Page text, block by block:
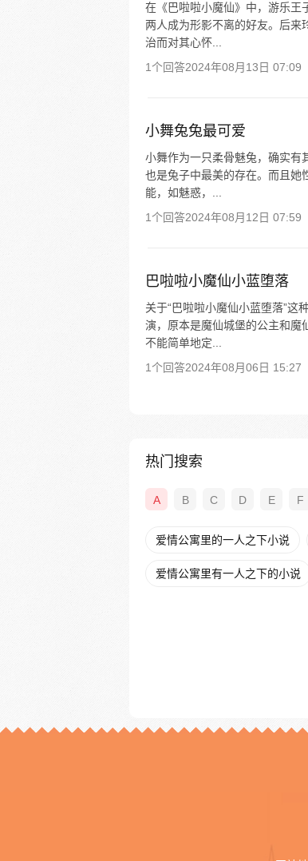
在《巴啦啦小魔仙》中，游乐王
两人成为形影不离的好友。后来
治而对其心怀...
1个回答2024年08月13日 07:09
小舞兔兔最可爱
小舞作为一只柔骨魅兔，确实有
也是兔子中最美的存在。而且她
能，如魅惑，...
1个回答2024年08月12日 07:59
巴啦啦小魔仙小蓝堕落
关于“巴啦啦小魔仙小蓝堕落”这
演，原本是魔仙城堡的公主和魔
不能简单地定...
1个回答2024年08月06日 15:27
热门搜索
A B C D E F
爱情公寓里的一人之下小说
爱情公寓里有一人之下的小说